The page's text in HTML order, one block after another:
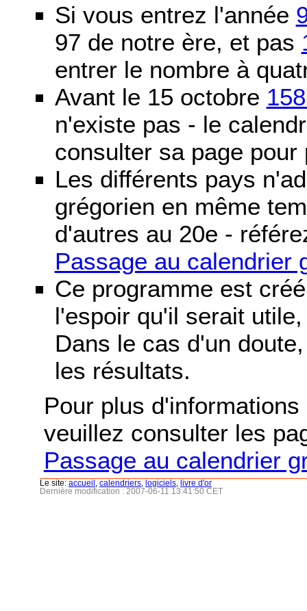
Si vous entrez l'année
97 de notre ère, et pas
entrer le nombre à
Avant le 15 octobre
n'existe pas - le
consulter sa page pour
Les différents pays
grégorien en même
d'autres au 20e -
Passage au calendrier
Ce programme est
l'espoir qu'il serait
Dans le cas d'un
les résultats.
Pour plus
veuillez consulter les
Passage au calendrier
Le site: accueil calendriers logiciels
livre d'or
Dernière modification : 2007-06-11 13:41:50 CET